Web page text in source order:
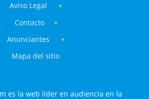
Aviso Legal
Contacto
Anunciantes
Mapa del sitio
es la web líder en audiencia en la